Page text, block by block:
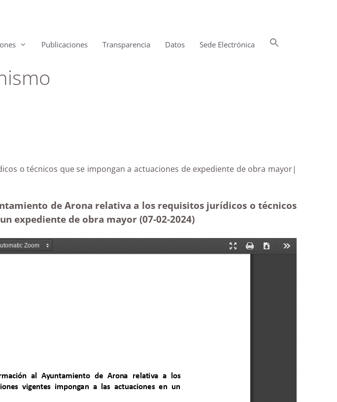
Publicaciones Transparencia Datos Sede Electrónica
o técnicos que se impongan a actuaciones de expediente de obra mayor|
de Arona relativa a los requisitos jurídicos o técnicos
expediente de obra mayor (07-02-2024)